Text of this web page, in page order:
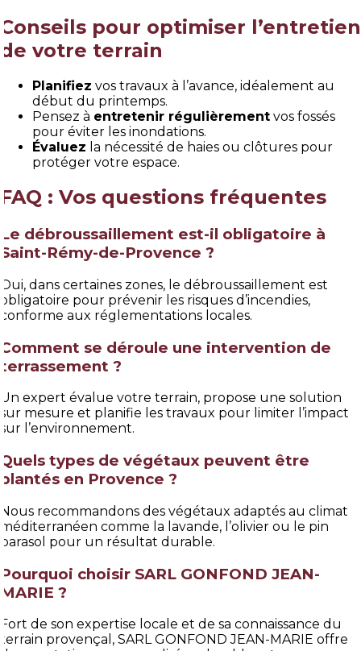
Conseils pour optimiser l’entretien
de votre terrain
Planifiez vos travaux à l’avance, idéalement au
début du printemps.
Pensez à entretenir régulièrement vos fossés
pour éviter les inondations.
Évaluez la nécessité de haies ou clôtures pour
protéger votre espace.
FAQ : Vos questions fréquentes
Le débroussaillement est-il obligatoire à
Saint-Rémy-de-Provence ?
Oui, dans certaines zones, le débroussaillement est
obligatoire pour prévenir les risques d’incendies,
conforme aux réglementations locales.
Comment se déroule une intervention de
terrassement ?
Un expert évalue votre terrain, propose une solution
sur mesure et planifie les travaux pour limiter l’impact
sur l’environnement.
Quels types de végétaux peuvent être
plantés en Provence ?
Nous recommandons des végétaux adaptés au climat
méditerranéen comme la lavande, l’olivier ou le pin
parasol pour un résultat durable.
Pourquoi choisir SARL GONFOND JEAN-
MARIE ?
Fort de son expertise locale et de sa connaissance du
terrain provençal, SARL GONFOND JEAN-MARIE offre